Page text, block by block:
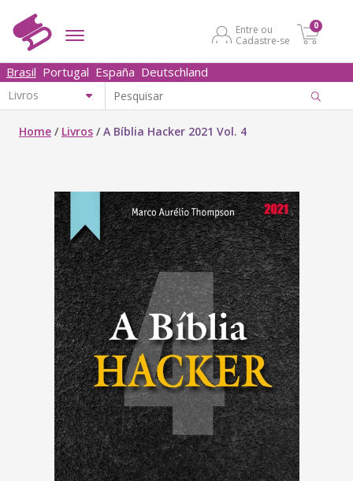
Entre ou
Cadastre-se
0
Brasil Portugal España Deutschland
Home / Livros /A Bíblia Hacker 2021 Vol. 4